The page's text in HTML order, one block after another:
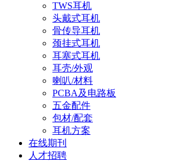
TWS耳机
头戴式耳机
骨传导耳机
颈挂式耳机
耳塞式耳机
耳壳/外观
喇叭/材料
PCBA及电路板
五金配件
包材/配套
耳机方案
在线期刊
人才招聘